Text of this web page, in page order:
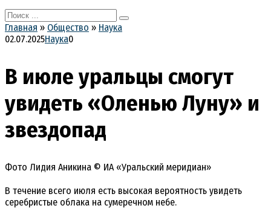
Search
for:
Главная » Общество » Наука
02.07.2025Наука0
В июле уральцы смогут
увидеть «Оленью Луну» и
звездопад
Фото Лидия Аникина © ИА «Уральский меридиан»
В течение всего июля есть высокая вероятность увидеть
серебристые облака на сумеречном небе.